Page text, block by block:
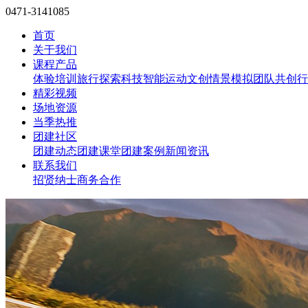
0471-3141085
首页
关于我们
课程产品
体验培训 旅行探索科技智能运动文创情景模拟团队共创
精彩视频
场地资源
当季热推
团建社区
团建动态团建课堂团建案例 新闻资讯
联系我们
招贤纳士商务合作